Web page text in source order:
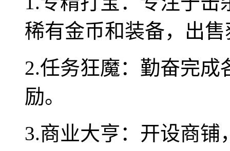
稀有金币和装备，出
2.任务狂魔：勤奋完
励。
3.商业大亨：开设商